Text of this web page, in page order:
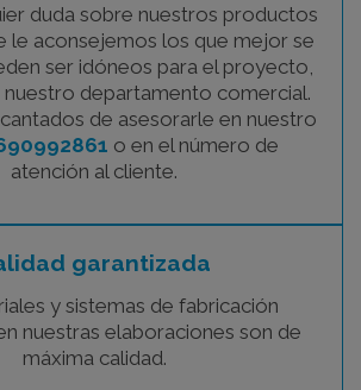
duda sobre nuestros productos
le aconsejemos los que mejor se
ser idóneos para el proyecto,
departamento comercial.
de asesorarle en nuestro
o en el número de
atención al cliente.
garantizada
y sistemas de fabricación
nuestras elaboraciones son de
máxima calidad.